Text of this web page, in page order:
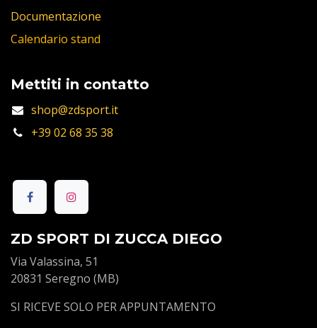
Documentazione
Calendario stand
Mettiti in contatto
shop@zdsport.it
+39 02 68 35 38
ZD SPORT DI ZUCCA DIEGO
Via Valassina, 51
20831 Seregno (MB)
SI RICEVE SOLO PER APPUNTAMENTO